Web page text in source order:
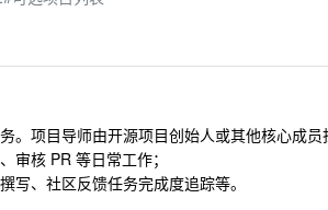
项目导师由开源项目创始人或其他核心成员
审核 PR 等日常工作；
写、社区反馈任务完成度追踪等。